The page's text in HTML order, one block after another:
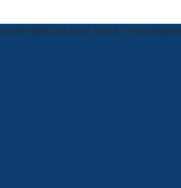
©SIPOMEDIA ADV SRLS P.IVA